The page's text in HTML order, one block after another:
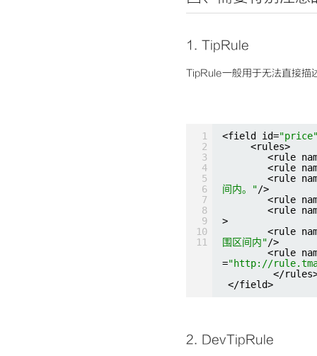
1. TipRule
TipRule一般用于无法直接描
1
2
3
4
5
6
7
8
9
10
11
<field id=
<rules>
<rule
<rule
<rule
间内。"/>
<rule
<rule
>
<rule
围区间内"/>
<rule
="http://
</
</field>
2. DevTipRule